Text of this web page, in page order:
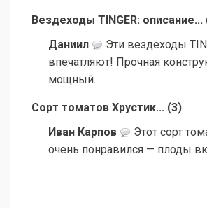
Вездеходы TINGER: описание...
Даниил
Эти вездеходы
впечатляют! Прочная
мощный...
Сорт томатов Хрустик... (3)
Иван Карпов
Этот сорт
очень понравился — плоды